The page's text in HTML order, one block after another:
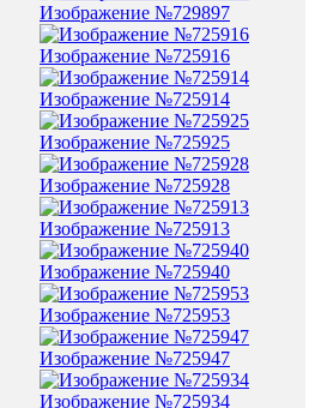
Изображение №729897
Изображение №725916
Изображение №725914
Изображение №725925
Изображение №725928
Изображение №725913
Изображение №725940
Изображение №725953
Изображение №725947
Изображение №725934